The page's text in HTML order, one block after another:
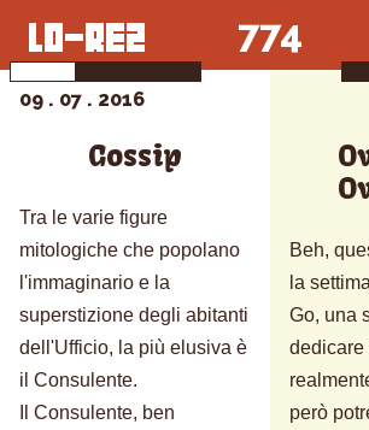
774
09 . 07 . 2016
Gossip
Tra le varie figure
mitologiche che popolano
l'immaginario e la
superstizione degli abitanti
dell'Ufficio, la più elusiva è
il Consulente.
Il Consulente, ben
Beh,
la
Go, una
dedicare
però